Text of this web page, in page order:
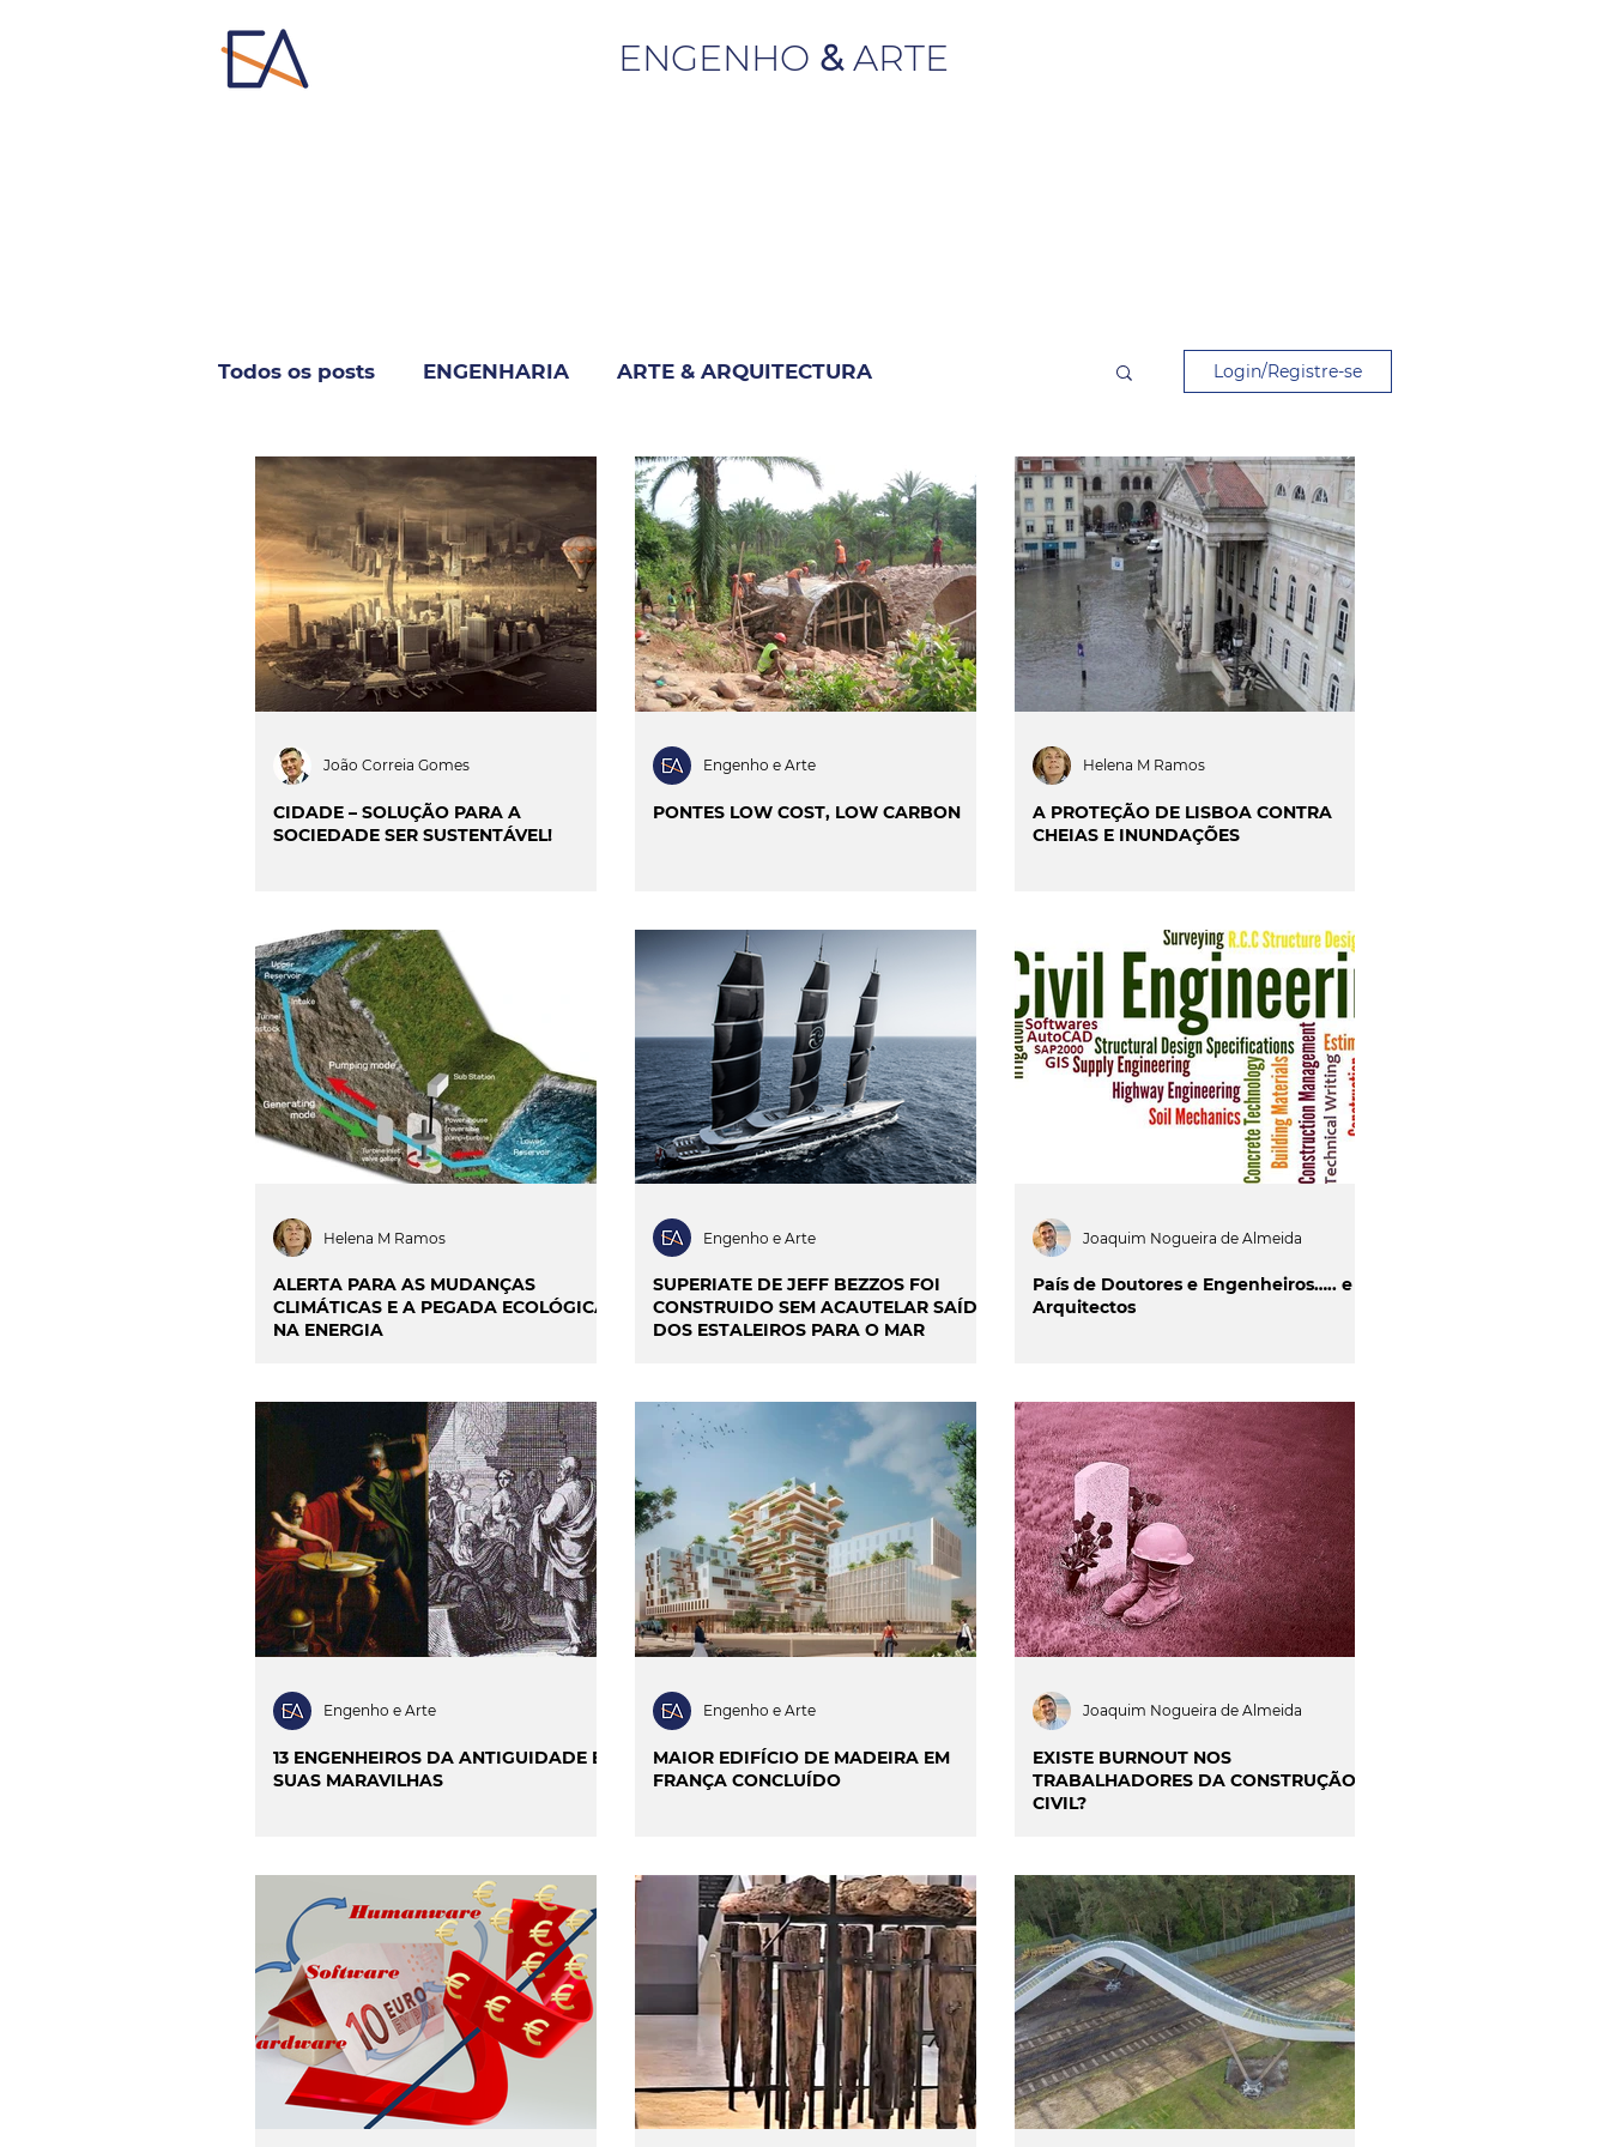
ENGENHO &ARTE
Todos os posts ENGENHARIA ARTE & ARQUITECTURA
INFORMÁTICA & TELECOM INDUSTRIA & NEGÓCIO
INOVAÇÃO & SUSTENTABILIDADE SMART CITIES & MOBILIDADE
CIÊNCIA & SAÚDE OPINIÃO & TRENDS MATCH POINT
PROJECTOS & OBRAS ENTREVISTAS
Login/Registre-se
CIDADE – SOLUÇÃO PARA A
SOCIEDADE SER SUSTENTÁVEL!
João Correia Gomes
PONTES LOW COST, LOW CARBON
Engenho e Arte
A PROTEÇÃO DE LISBOA CONTRA
CHEIAS E INUNDAÇÕES
Helena M Ramos
ALERTA PARA AS MUDANÇAS
CLIMÁTICAS E A PEGADA ECOLÓGICA
NA ENERGIA
Helena M Ramos
SUPERIATE DE JEFF BEZZOS FOI
CONSTRUIDO SEM ACAUTELAR SAÍDA
DOS ESTALEIROS PARA O MAR
Engenho e Arte
País de Doutores e Engenheiros….. e
Arquitectos
Joaquim Nogueira de Almeida
13 ENGENHEIROS DA ANTIGUIDADE E
SUAS MARAVILHAS
Engenho e Arte
MAIOR EDIFÍCIO DE MADEIRA EM
FRANÇA CONCLUÍDO
Engenho e Arte
EXISTE BURNOUT NOS
TRABALHADORES DA CONSTRUÇÃO
CIVIL?
Joaquim Nogueira de Almeida